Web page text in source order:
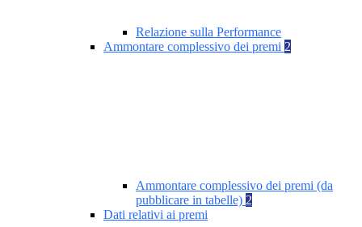
Relazione sulla Performance
Ammontare complessivo dei premi 2
Ammontare complessivo dei premi (da
pubblicare in tabelle) 2
Dati relativi ai premi